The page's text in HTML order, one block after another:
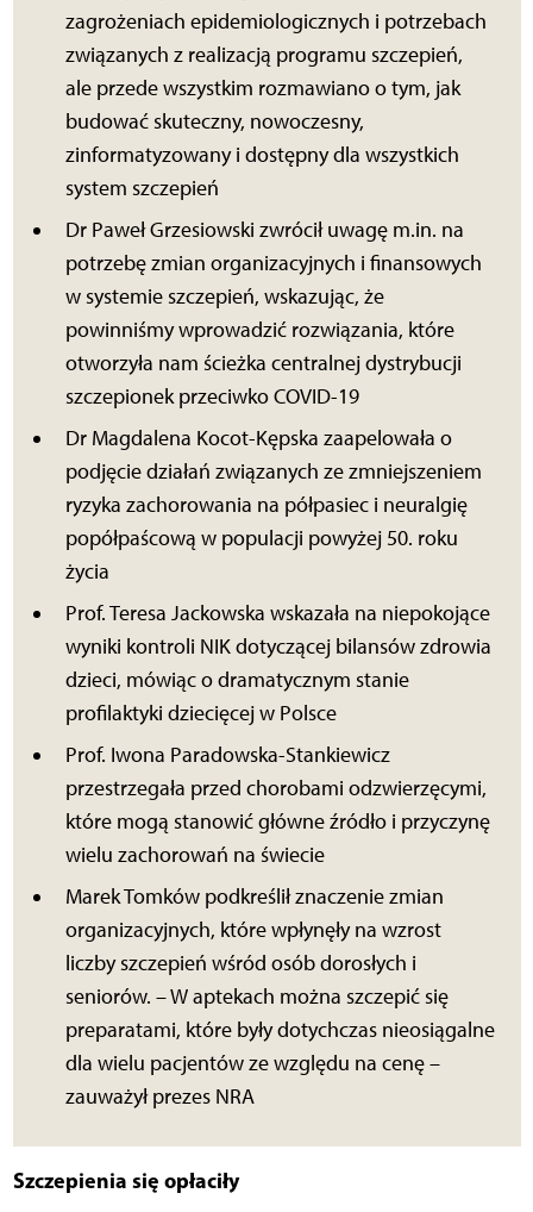
zagrożeniach epidemiologicznych i potrzebach
związanych z realizacją programu szczepień,
ale przede wszystkim rozmawiano o tym, jak
budować skuteczny, nowoczesny,
zinformatyzowany i dostępny dla wszystkich
system szczepień
Dr Paweł Grzesiowski zwrócił uwagę m.in. na
potrzebę zmian organizacyjnych i finansowych
w systemie szczepień, wskazując, że
powinniśmy wprowadzić rozwiązania, które
otworzyła nam ścieżka centralnej dystrybucji
szczepionek przeciwko COVID-19
Dr Magdalena Kocot-Kępska zaapelowała o
podjęcie działań związanych ze zmniejszeniem
ryzyka zachorowania na półpasiec i neuralgię
popółpaścową w populacji powyżej 50. roku
życia
Prof. Teresa Jackowska wskazała na niepokojące
wyniki kontroli NIK dotyczącej bilansów zdrowia
dzieci, mówiąc o dramatycznym stanie
profilaktyki dziecięcej w Polsce
Prof. Iwona Paradowska-Stankiewicz
przestrzegała przed chorobami odzwierzęcymi,
które mogą stanowić główne źródło i przyczynę
wielu zachorowań na świecie
Marek Tomków podkreślił znaczenie zmian
organizacyjnych, które wpłynęły na wzrost
liczby szczepień wśród osób dorosłych i
seniorów. – W aptekach można szczepić się
preparatami, które były dotychczas nieosiągalne
dla wielu pacjentów ze względu na cenę –
zauważył prezes NRA
Szczepienia się opłaciły